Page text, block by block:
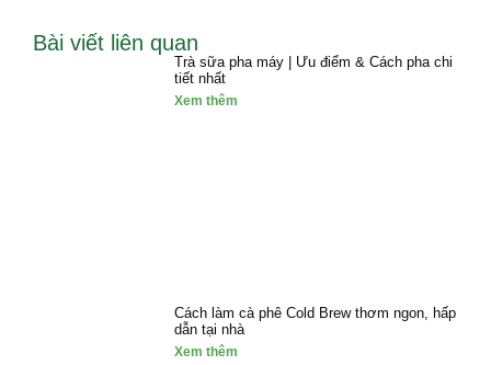
Bài viết liên quan
Trà sữa pha máy | Ưu điểm & Cách pha chi
tiết nhất
Xem thêm
Cách làm cà phê Cold Brew thơm ngon, hấp
dẫn tại nhà
Xem thêm